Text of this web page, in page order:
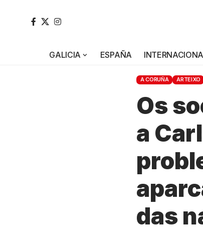
GALICIA ESPAÑA
A CORUÑA ARTEIXO
Os
a
das